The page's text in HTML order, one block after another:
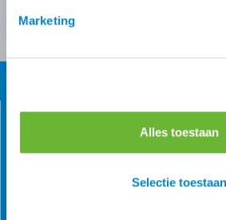
Marketing
Alles toestaan
Selectie toestaan
de Benelux is Atorka bekend. Maar